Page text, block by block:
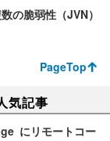
の脆弱性（JVN）
PageTop
気記事
にリモートコー